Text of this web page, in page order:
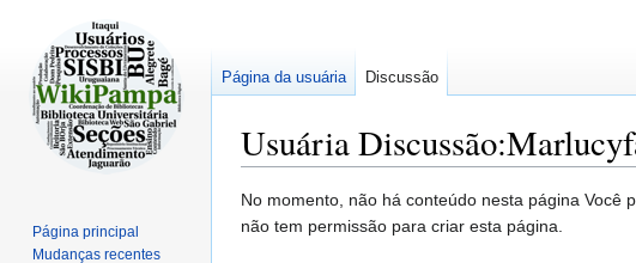
Usuária Discussão:
Ir
para
Ir
para
No momento, não há conteúdo nesta página Você
não tem permissão para criar esta página.
Página da usuária Discussão
Página principal
Mudanças recentes